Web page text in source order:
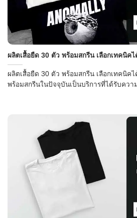
ผลิตเสื้อยืด 30 ตัว พร้อมสกรีน เลือกเทคนิค
ผลิตเสื้อยืด 30 ตัว พร้อมสกรีน เลือกเทคนิค
พร้อมสกรีนในปัจจุบันเป็นบริการที่ได้รับควา